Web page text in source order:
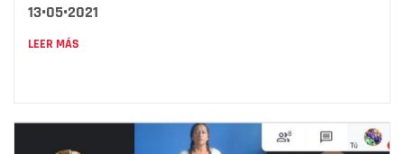
13•05•2021
LEER MÁS